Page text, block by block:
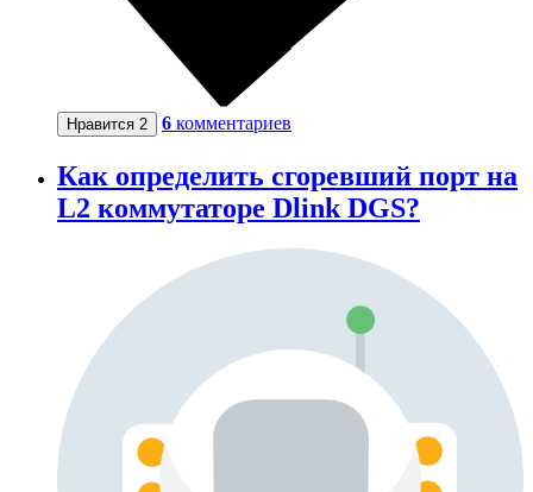
Нравится 2 6 комментариев
Как определить сгоревший порт на
L2 коммутаторе Dlink DGS?